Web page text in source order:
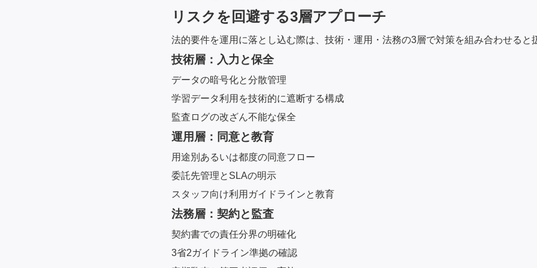
リスクを回避する3層アプローチ
法的要件を運用に落とし込む際は、技術・運用・法務の3層で対策を組み合わせると
技術層：入力と保全
データの暗号化と分散管理
学習データ利用を技術的に遮断する構成
監査ログの改ざん不能な保全
運用層：同意と教育
用途別あるいは都度の同意フロー
委託先管理とSLAの明示
スタッフ向け利用ガイドラインと教育
法務層：契約と監査
契約書での責任分界の明確化
3省2ガイドライン準拠の確認